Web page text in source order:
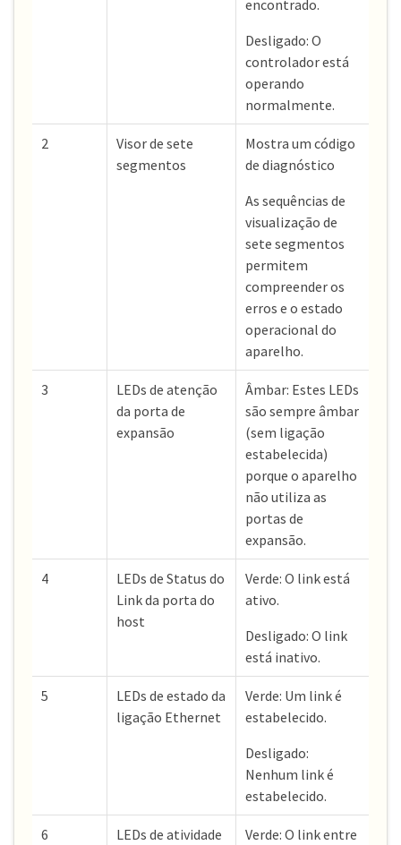
encontrado.
Desligado: O
controlador está
operando
normalmente.
2
Visor de sete
segmentos
Mostra um código
de diagnóstico
As sequências de
visualização de
sete segmentos
permitem
compreender os
erros e o estado
operacional do
aparelho.
3
LEDs de atenção
da porta de
expansão
Âmbar: Estes LEDs
são sempre âmbar
(sem ligação
estabelecida)
porque o aparelho
não utiliza as
portas de
expansão.
4
LEDs de Status do
Link da porta do
host
Verde: O link está
ativo.
Desligado: O link
está inativo.
5
LEDs de estado da
ligação Ethernet
Verde: Um link é
estabelecido.
Desligado:
Nenhum link é
estabelecido.
6
LEDs de atividade
Verde: O link entre